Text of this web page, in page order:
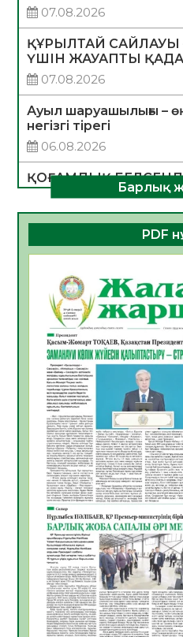
07.08.2026
ҚҰРЫЛТАЙ САЙЛАУЫ
ҮШІН ЖАУАПТЫ
07.08.2026
Ауыл шаруашылығы –
негізгі тірегі
06.08.2026
ҚОҒАМДЫҚ
ДАМУЫНЫҢ НЕГІЗІ
06.08.2026
ҚҰРЫЛТАЙ
БАСТАР ЖАУАПТЫ
06.08.2026
Инфекциялық
жұмыстарының
06.08.2026
Көкжөтел ауруы
06.08.2026
АПВ вакцинасы
06.08.2026
Open Air: Қызылорда
департаменті 20
көрерменнің
06.08.2026
ҚЫЗЫЛОРДАДА
ЖАРҚЫН БОЛАШАҚ»
МӘЖІЛІС ӨТТІ
05.08.2026
Барлық
PDF